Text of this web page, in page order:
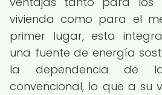
vivienda como para el
primer lugar, esta
una fuente de energía
la dependencia de
convencional, lo que a su